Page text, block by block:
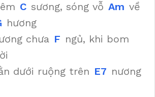
C sương, sóng vỗ Am về
hương
chưa F ngủ, khi bom
dưới ruộng trên E7 nương